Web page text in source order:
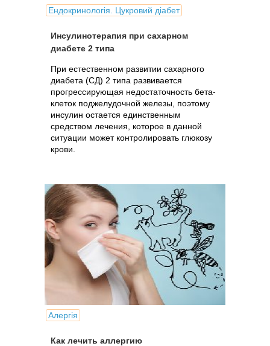
Ендокринологія. Цукровий діабет
Инсулинотерапия при сахарном
диабете 2 типа
При естественном развитии сахарного
диабета (СД) 2 типа развивается
прогрессирующая недостаточность бета-
клеток поджелудочной железы, поэтому
инсулин остается единственным
средством лечения, которое в данной
ситуации может контролировать глюкозу
крови.
Алергія
Как лечить аллергию